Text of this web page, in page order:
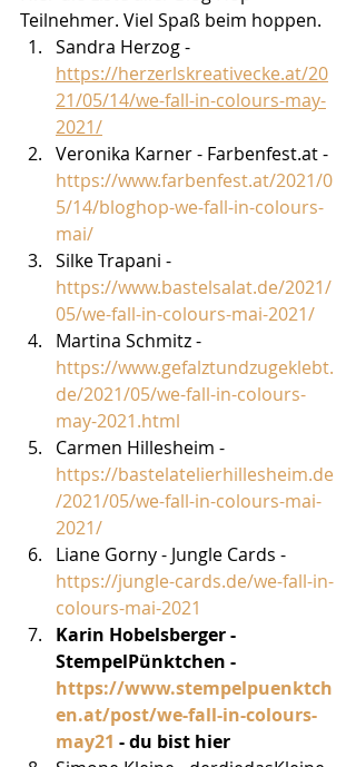
Teilnehmer. Viel Spaß beim hoppen.
Sandra Herzog -
https://herzerlskreativecke.at/20
21/05/14/we-fall-in-colours-may-
2021/
Veronika Karner - Farbenfest.at -
https://www.farbenfest.at/2021/0
5/14/bloghop-we-fall-in-colours-
mai/
Silke Trapani -
https://www.bastelsalat.de/2021/
05/we-fall-in-colours-mai-2021/
Martina Schmitz -
https://www.gefalztundzugeklebt.
de/2021/05/we-fall-in-colours-
may-2021.html
Carmen Hillesheim -
https://bastelatelierhillesheim.de
/2021/05/we-fall-in-colours-mai-
2021/
Liane Gorny - Jungle Cards -
https://jungle-cards.de/we-fall-in-
colours-mai-2021
Karin Hobelsberger -
StempelPünktchen -
https://www.stempelpuenktch
en.at/post/we-fall-in-colours-
may21 - du bist hier